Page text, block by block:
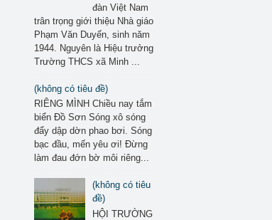
đàn Việt Nam
trân trọng giới thiệu Nhà giáo
Phạm Văn Duyến, sinh năm
1944. Nguyên là Hiệu trưởng
Trường THCS xã Minh ...
(không có tiêu đề)
RIÊNG MÌNH Chiều nay tắm
biển Đồ Sơn Sóng xô sóng
đẩy dập dờn phao bơi. Sóng
bạc đầu, mến yêu ơi! Đừng
làm đau đớn bờ môi riêng...
(không có tiêu
đề)
HỘI TRƯỜNG